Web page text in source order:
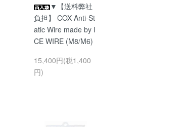
▼【送料弊社
負担】 COX Anti-St
atic Wire made by I
CE WIRE (M8/M6)
15,400円(税1,400
円)